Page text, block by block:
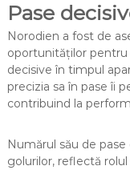
Pase
Norodien a fost de
oportunităților pentru
decisive în timpul
precizia sa în pase îi
contribuind la
Numărul său de
golurilor, reflectă